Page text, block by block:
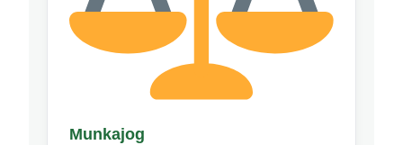
Munkajog